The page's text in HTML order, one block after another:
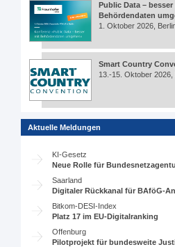
Public Data – besser
Behördendaten
1. Oktober 2026,
Smart Country
13.-15. Oktober 2026,
Aktuelle Meldungen
KI-Gesetz
Neue Rolle für
Saarland
Digitaler Rückkanal für BAföG-
Bitkom-DESI-Index
Platz 17 im EU-Digitalranking
Offenburg
Pilotprojekt für bundesweite